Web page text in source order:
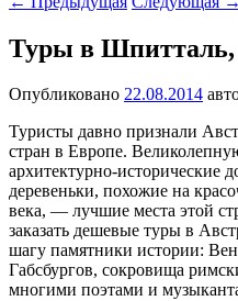
Туры в Шпитталь,
Опубликовано 22.08.2014
Туристы давно признали
стран в Европе.
архитектурно-исторические
деревеньки, похожие на
века, — лучшие места этой
заказать дешевые туры в
шагу памятники истории:
Габсбургов, сокровища
многими поэтами и